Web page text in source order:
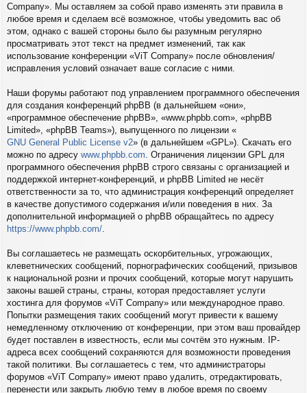
Company». Мы оставляем за собой право изменять эти правила в
любое время и сделаем всё возможное, чтобы уведомить вас об
этом, однако с вашей стороны было бы разумным регулярно
просматривать этот текст на предмет изменений, так как
использование конференции «ViT Company» после обновления/
исправления условий означает ваше согласие с ними.
Наши форумы работают под управлением программного обеспечения
для создания конференций phpBB (в дальнейшем «они»,
«программное обеспечение phpBB», «www.phpbb.com», «phpBB
Limited», «phpBB Teams»), выпущенного по лицензии «
GNU General Public License v2» (в дальнейшем «GPL»). Скачать его
можно по адресу www.phpbb.com . Ограничения лицензии GPL для
программного обеспечения phpBB строго связаны с организацией и
поддержкой интернет-конференций, и phpBB Limited не несёт
ответственности за то, что администрация конференций определяет
в качестве допустимого содержания и/или поведения в них. За
дополнительной информацией о phpBB обращайтесь по адресу
https://www.phpbb.com/
Вы соглашаетесь не размещать оскорбительных, угрожающих,
клеветнических сообщений, порнографических сообщений, призывов
к национальной розни и прочих сообщений, которые могут нарушить
законы вашей страны, страны, которая предоставляет услуги
хостинга для форумов «ViT Company» или международное право.
Попытки размещения таких сообщений могут привести к вашему
немедленному отключению от конференции, при этом ваш провайдер
будет поставлен в известность, если мы сочтём это нужным. IP-
адреса всех сообщений сохраняются для возможности проведения
такой политики. Вы соглашаетесь с тем, что администраторы
форумов «ViT Company» имеют право удалить, отредактировать,
перенести или закрыть любую тему в любое время по своему